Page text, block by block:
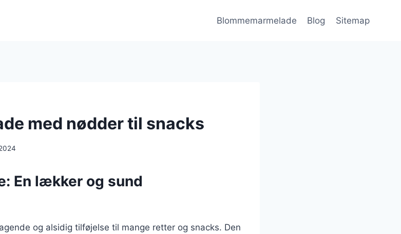
Blommemarmelade Blog Sitemap
med nødder til snacks
En lækker og sund
og alsidig tilføjelse til mange retter og snacks. Den